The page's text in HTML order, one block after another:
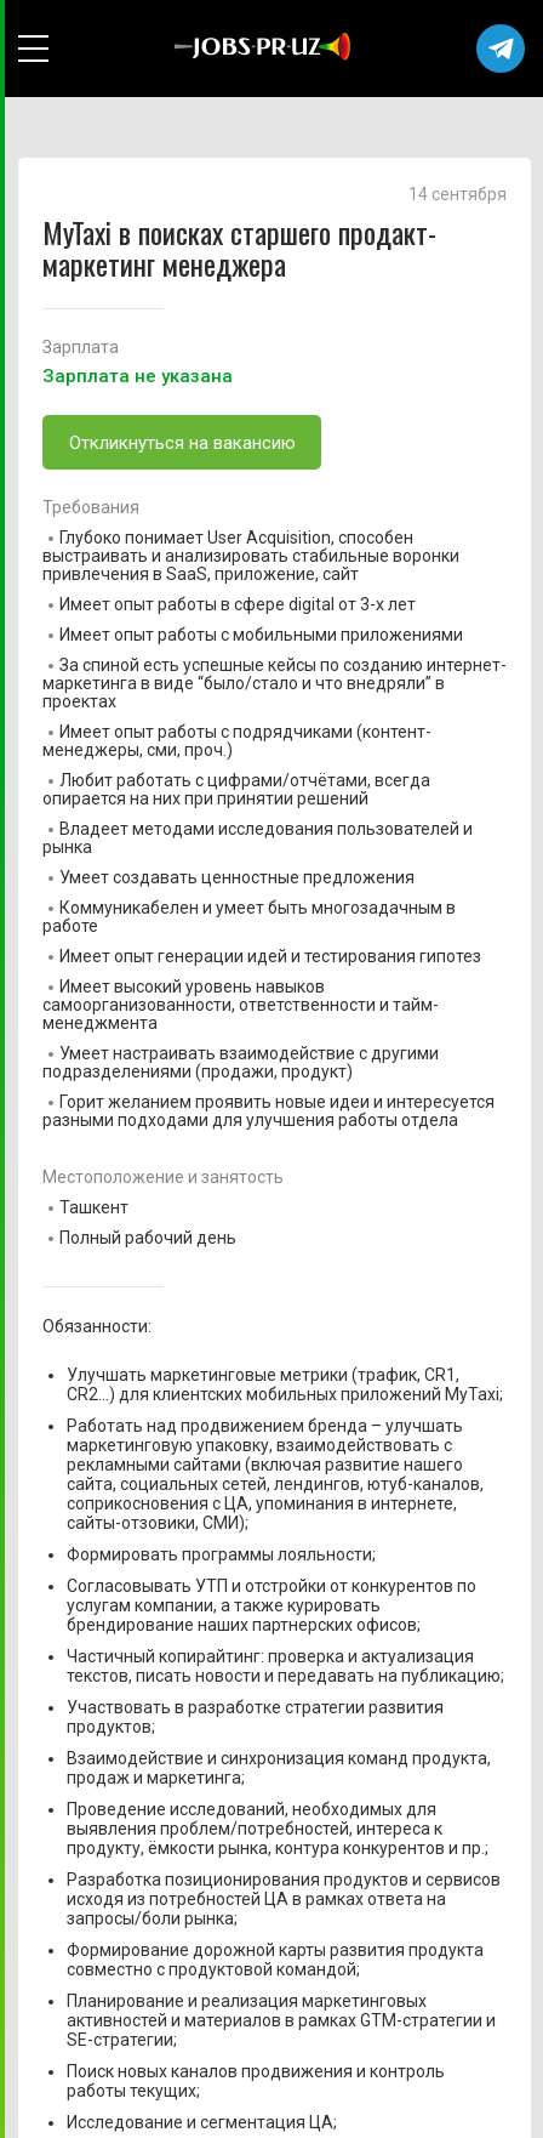
MyTaxi в поисках старшего продакт-
маркетинг менеджера
14 сентября
Зарплата
Зарплата не указана
Откликнуться на вакансию
Требования
Глубоко понимает User Acquisition, способен
выстраивать и анализировать стабильные воронки
привлечения в SaaS, приложение, сайт
Имеет опыт работы в сфере digital от 3-х лет
Имеет опыт работы с мобильными приложениями
За спиной есть успешные кейсы по созданию интернет-
маркетинга в виде “было/стало и что внедряли” в
проектах
Имеет опыт работы с подрядчиками (контент-
менеджеры, сми, проч.)
Любит работать с цифрами/отчётами, всегда
опирается на них при принятии решений
Владеет методами исследования пользователей и
рынка
Умеет создавать ценностные предложения
Коммуникабелен и умеет быть многозадачным в
работе
Имеет опыт генерации идей и тестирования гипотез
Имеет высокий уровень навыков
самоорганизованности, ответственности и тайм-
менеджмента
Умеет настраивать взаимодействие с другими
подразделениями (продажи, продукт)
Горит желанием проявить новые идеи и интересуется
разными подходами для улучшения работы отдела
Местоположение и занятость
Ташкент
Полный рабочий день
Обязанности:
Улучшать маркетинговые метрики (трафик, CR1,
CR2…) для клиентских мобильных приложений MyTaxi;
Работать над продвижением бренда – улучшать
маркетинговую упаковку, взаимодействовать с
рекламными сайтами (включая развитие нашего
сайта, социальных сетей, лендингов, ютуб-каналов,
соприкосновения с ЦА, упоминания в интернете,
сайты-отзовики, СМИ);
Формировать программы лояльности;
Согласовывать УТП и отстройки от конкурентов по
услугам компании, а также курировать
брендирование наших партнерских офисов;
Частичный копирайтинг: проверка и актуализация
текстов, писать новости и передавать на публикацию;
Участвовать в разработке стратегии развития
продуктов;
Взаимодействие и синхронизация команд продукта,
продаж и маркетинга;
Проведение исследований, необходимых для
выявления проблем/потребностей, интереса к
продукту, ёмкости рынка, контура конкурентов и пр.;
Разработка позиционирования продуктов и сервисов
исходя из потребностей ЦА в рамках ответа на
запросы/боли рынка;
Формирование дорожной карты развития продукта
совместно с продуктовой командой;
Планирование и реализация маркетинговых
активностей и материалов в рамках GTM-стратегии и
SE-стратегии;
Поиск новых каналов продвижения и контроль
работы текущих;
Исследование и сегментация ЦА;